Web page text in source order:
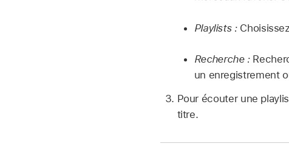
Playlists :
Recherche :
un enregistrement
Pour écouter une
titre.